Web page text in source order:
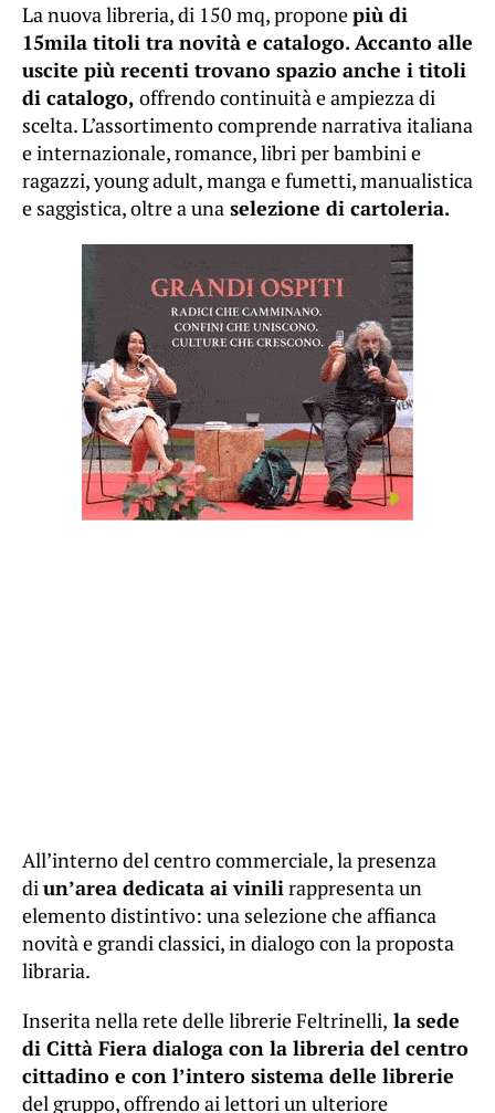
La nuova libreria, di 150 mq, proponepiù di
15mila titoli tra novità e catalogo. Accanto alle
uscite più recenti trovano spazio anche i titoli
di catalogo, offrendo continuità e ampiezza di
scelta. L’assortimento comprende narrativa italiana
e internazionale, romance, libri per bambini e
ragazzi, young adult, manga e fumetti, manualistica
e saggistica, oltre a una selezione di cartoleria.
All’interno del centro commerciale, la presenza
diun’area dedicata ai vinilirappresenta un
elemento distintivo: una selezione che affianca
novità e grandi classici, in dialogo con la proposta
libraria.
Inserita nella rete delle librerie Feltrinelli, la sede
di Città Fiera dialoga con la libreria del centro
cittadino e con l’intero sistema delle librerie
del gruppo, offrendo ai lettori un ulteriore